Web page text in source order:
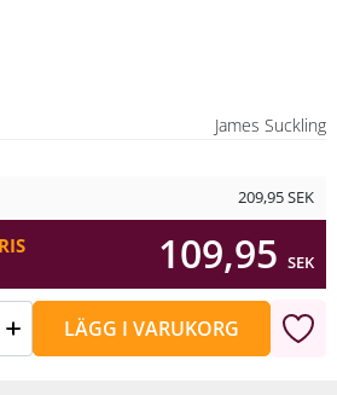
James Suckling
209,95SEK
109,95 SEK
LÄGG I VARUKORG